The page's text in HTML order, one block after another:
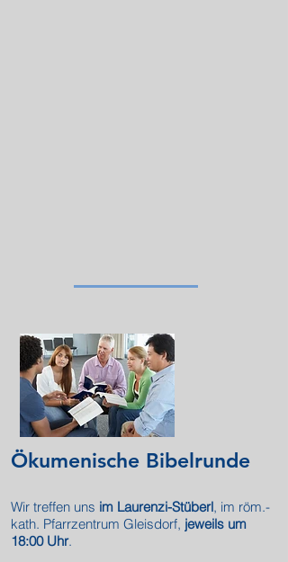
Ökumenische Bibelrunde
Wir treffen uns im Laurenzi-Stüberl, im röm.-
kath. Pfarrzentrum Gleisdorf, jeweils um
18:00 Uhr.